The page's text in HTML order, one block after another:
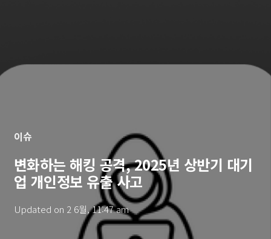
이슈
변화하는 해킹 공격, 2025년 상반기 대기
업 개인정보 유출 사고
Updated on 2 6월, 11:47 am